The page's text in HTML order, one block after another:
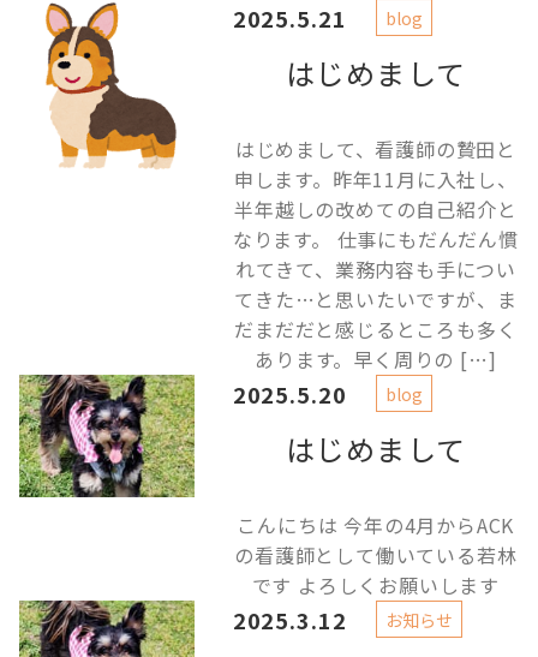
はじめまして
2025.5.21 blog
はじめまして、看護師の贄田と
申します。昨年11月に入社し、
半年越しの改めての自己紹介と
なります。 仕事にもだんだん慣
れてきて、業務内容も手につい
てきた…と思いたいですが、ま
だまだだと感じるところも多く
あります。早く周りの […]
はじめまして
2025.5.20 blog
こんにちは 今年の4月からACK
の看護師として働いている若林
です よろしくお願いします
2025.3.12 お知らせ